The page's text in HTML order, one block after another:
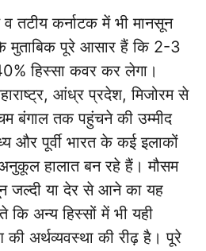
तटीय कर्नाटक में भी मानसून
मुताबिक पूरे आसार हैं कि 2-3
हिस्सा कवर कर लेगा।
आंध्र प्रदेश, मिजोरम से
बंगाल तक पहुंचने की उम्मीद
और पूर्वी भारत के कई इलाकों
हालात बन रहे हैं। मौसम
जल्दी या देर से आने का यह
कि अन्य हिस्सों में भी यही
की अर्थव्यवस्था की रीढ़ है। पूरे